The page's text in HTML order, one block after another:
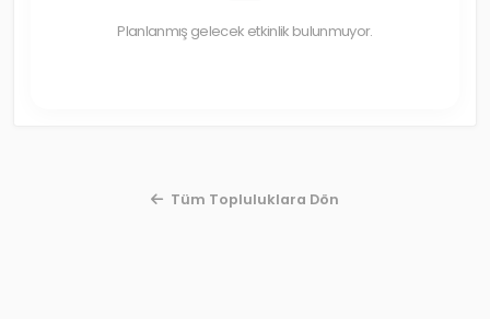
Planlanmış gelecek etkinlik bulunmuyor.
Tüm Topluluklara Dön